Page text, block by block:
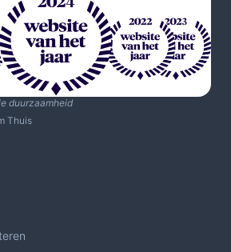
duurzaamheid
Thuis